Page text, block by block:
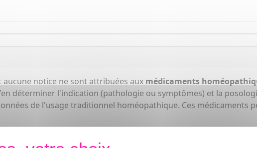
notice ne sont attribuées aux médicaments
déterminer l'indication (pathologie ou symptômes) et la
de l'usage traditionnel homéopathique. Ces médicaments